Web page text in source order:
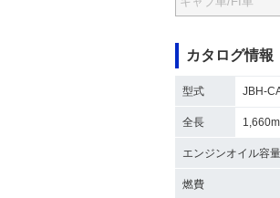
カタログ情報
型式 JBH-
全長
エンジンオイル容量
燃費